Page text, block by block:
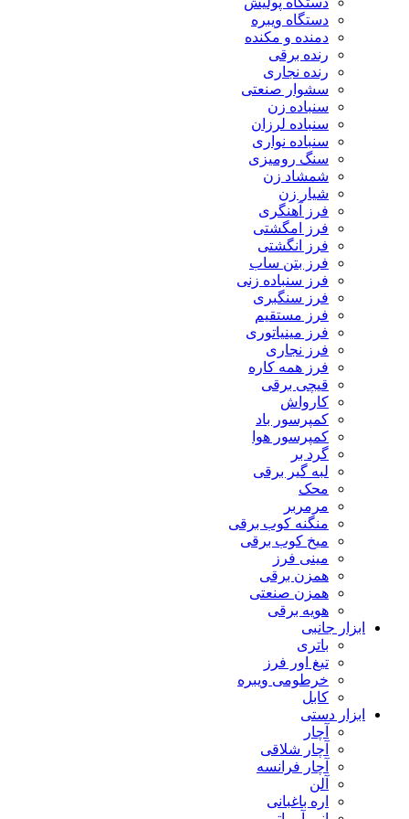
دستگاه ویبره
دمنده و مکنده
رنده برقی
رنده نجاری
سشوار صنعتی
سنباده زن
سنباده لرزان
سنباده نواری
سنگ رومیزی
شمشاد زن
شیار زن
فرز آهنگری
فرز امگشتی
فرز انگشتی
فرز بتن ساب
فرز سنباده زنی
فرز سنگبری
فرز مستقیم
فرز مینیاتوری
فرز نجاری
فرز همه کاره
قیچی برقی
کارواش
کمپرسور باد
کمپرسور هوا
گرد بر
لبه گیر برقی
محک
مرمربر
منگنه کوب برقی
میخ کوب برقی
مینی فرز
همزن برقی
همزن صنعتی
هویه برقی
ابزار جانبی
باتری
تیغ اور فرز
خرطومی ویبره
کابل
ابزار دستی
آچار
آچار شلاقی
آچار فرانسه
آلن
اره باغبانی